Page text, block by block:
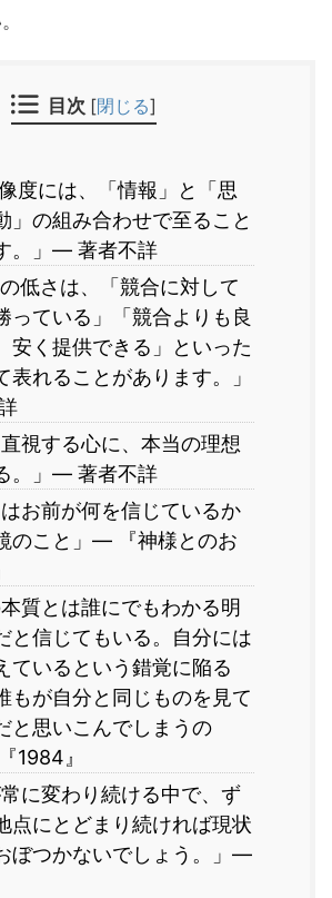
目次 [閉じる]
度には、「情報」と「思
」の組み合わせで至ること
。」― 著者不詳
低さは、「競合に対して
っている」「競合よりも良
安く提供できる」といった
表れることがあります。」
視する心に、本当の理想
。」― 著者不詳
お前が何を信じているか
のこと」― 『神様とのお
質とは誰にでもわかる明
と信じてもいる。自分には
ているという錯覚に陥る
もが自分と同じものを見て
と思いこんでしまうの
1984』
に変わり続ける中で、ず
点にとどまり続ければ現状
ぼつかないでしょう。」―